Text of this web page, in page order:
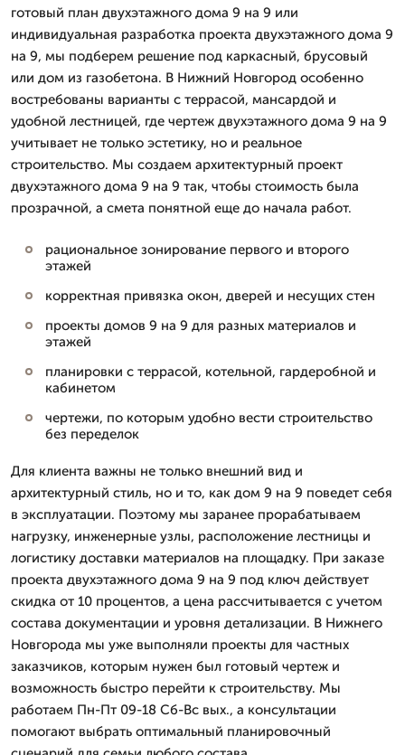
готовый план двухэтажного дома 9 на 9 или
индивидуальная разработка проекта двухэтажного дома 9
на 9, мы подберем решение под каркасный, брусовый
или дом из газобетона. В Нижний Новгород особенно
востребованы варианты с террасой, мансардой и
удобной лестницей, где чертеж двухэтажного дома 9 на 9
учитывает не только эстетику, но и реальное
строительство. Мы создаем архитектурный проект
двухэтажного дома 9 на 9 так, чтобы стоимость была
прозрачной, а смета понятной еще до начала работ.
рациональное зонирование первого и второго
этажей
корректная привязка окон, дверей и несущих стен
проекты домов 9 на 9 для разных материалов и
этажей
планировки с террасой, котельной, гардеробной и
кабинетом
чертежи, по которым удобно вести строительство
без переделок
Для клиента важны не только внешний вид и
архитектурный стиль, но и то, как дом 9 на 9 поведет себя
в эксплуатации. Поэтому мы заранее прорабатываем
нагрузку, инженерные узлы, расположение лестницы и
логистику доставки материалов на площадку. При заказе
проекта двухэтажного дома 9 на 9 под ключ действует
скидка от 10 процентов, а цена рассчитывается с учетом
состава документации и уровня детализации. В Нижнего
Новгорода мы уже выполняли проекты для частных
заказчиков, которым нужен был готовый чертеж и
возможность быстро перейти к строительству. Мы
работаем Пн-Пт 09-18 Сб-Вс вых., а консультации
помогают выбрать оптимальный планировочный